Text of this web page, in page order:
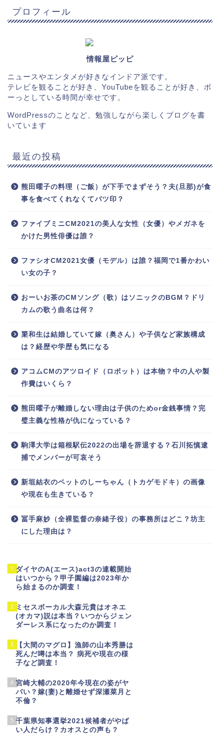
プロフィール
情報屋ピッピ
ニュースやエンタメが好きなインドア派です。
テレビを観ることが好き、YouTubeを観ることが好き、ボ
ーっとしている時間が幸せです。
WordPressのことなど、勉強しながら楽しくブログを書
いています
最近の投稿
熊田曜子の料理（ご飯）が下手でまずそう？夫(旦那)が食
事を食べてくれなくてバツ印？
ファイブミニCM2021の美人な女性（女優）やメガネを
かけた男性俳優は誰？
ファシオCM2021女優（モデル）は誰？福岡で1番かわい
い女の子？
おーいお茶のCMソング（歌）はソニックのBGM？ドリ
カムの歌う曲名は何？
簗和生は結婚していて嫁（奥さん）や子供など家族構成
は？経歴や学歴も気になる
アコムCMのアツロイド（ロボット）は本物？中の人や製
作費はいくら？
熊田曜子が離婚しない理由は子供のためor金銭事情？完
璧主義な性格が仇になっている？
駒澤大学は箱根駅伝2022の出場を辞退する？石川拓慎逮
捕でメンバーが可哀そう
新垣結衣のペットのしーちゃん（トカゲモドキ）の画像
や現在も生きている？
冨手麻妙（全裸監督の奈緒子役）の事務所はどこ？坊主
にした理由は？
1 ダイヤのA(エース)act3の連載開始
はいつから？甲子園編は2023年か
ら始まるのか調査！
2 ミセスボーカル大森元貴はオネエ
(オカマ)説は本当？いつからジェン
ダーレス系になったのか調査！
3
【大間のマグロ】漁師の山本秀勝は
死んだ噂は本当？ 病死や現在の様
子など調査！
4 宮崎大輔の2020年今現在の姿がヤ
バい？嫁(妻)と離婚せず深瀬菜月と
不倫？
5 千葉県知事選挙2021候補者がやば
い人だらけ？カオスとの声も？